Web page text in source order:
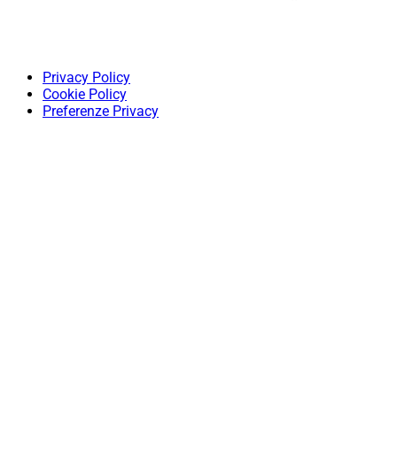
Privacy Policy
Cookie Policy
Preferenze Privacy